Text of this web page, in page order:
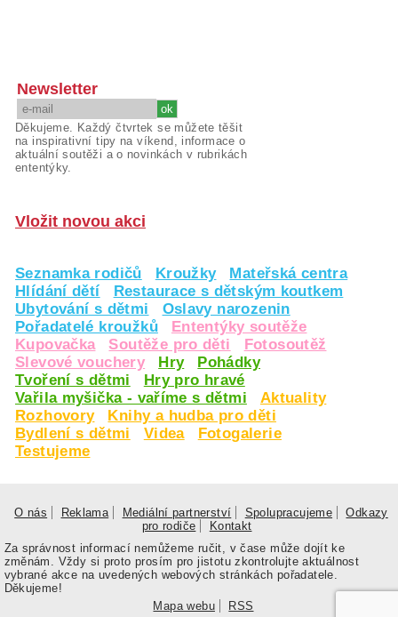
Newsletter
Děkujeme. Každý čtvrtek se můžete těšit
na inspirativní tipy na víkend, informace o
aktuální soutěži a o novinkách v rubrikách
ententýky.
Vložit novou akci
Seznamka rodičů Kroužky
Mateřská centra
Hlídání dětí
Restaurace s dětským koutkem
Ubytování s dětmi
Oslavy narozenin
Pořadatelé kroužků
Ententýky soutěže
Kupovačka
Soutěže pro děti
Fotosoutěž
Slevové vouchery
Hry
Pohádky
Tvoření s dětmi
Hry pro hravé
Vařila myšička - vaříme s dětmi
Aktuality
Rozhovory
Knihy a hudba pro děti
Bydlení s dětmi
Videa
Fotogalerie
Testujeme
O nás Reklama Mediální partnerství Spolupracujeme
Odkazy
pro rodiče
Kontakt
Za správnost informací nemůžeme ručit, v čase může dojít ke
změnám. Vždy si proto prosím pro jistotu zkontrolujte aktuálnost
vybrané akce na uvedených webových stránkách pořadatele.
Děkujeme!
Mapa webu
RSS